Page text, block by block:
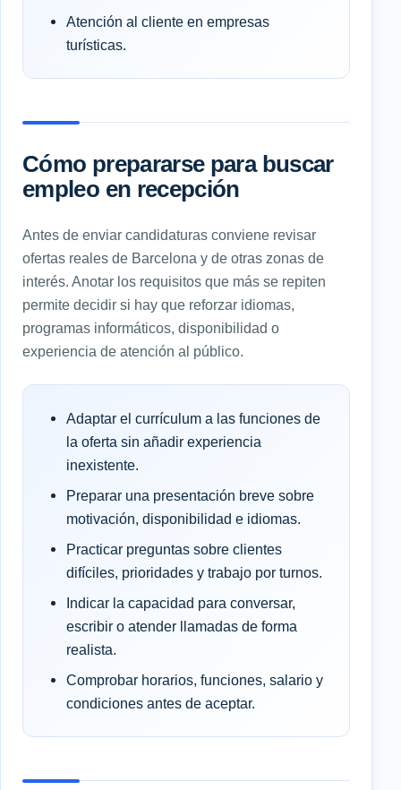
Atención al cliente en empresas
turísticas.
Cómo prepararse para buscar
empleo en recepción
Antes de enviar candidaturas conviene revisar
ofertas reales de Barcelona y de otras zonas de
interés. Anotar los requisitos que más se repiten
permite decidir si hay que reforzar idiomas,
programas informáticos, disponibilidad o
experiencia de atención al público.
Adaptar el currículum a las funciones de
la oferta sin añadir experiencia
inexistente.
Preparar una presentación breve sobre
motivación, disponibilidad e idiomas.
Practicar preguntas sobre clientes
difíciles, prioridades y trabajo por turnos.
Indicar la capacidad para conversar,
escribir o atender llamadas de forma
realista.
Comprobar horarios, funciones, salario y
condiciones antes de aceptar.